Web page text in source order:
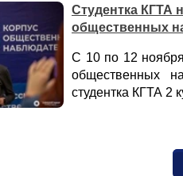
Студентка КГТА
общественных
С 10 по 12
общественных
студентка КГТА 2